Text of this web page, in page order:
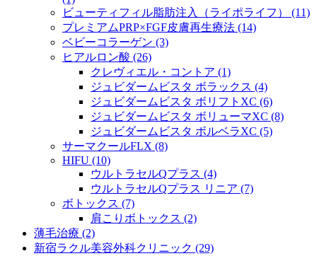
ビューティフィル脂肪注入（ライポライフ） (11)
プレミアムPRP×FGF皮膚再生療法 (14)
ベビーコラーゲン (3)
ヒアルロン酸 (26)
クレヴィエル・コントア (1)
ジュビダームビスタ ボラックス (4)
ジュビダームビスタ ボリフトXC (6)
ジュビダームビスタ ボリューマXC (8)
ジュビダームビスタ ボルベラXC (5)
サーマクールFLX (8)
HIFU (10)
ウルトラセルQプラス (4)
ウルトラセルQプラス リニア (7)
ボトックス (7)
肩こりボトックス (2)
薄毛治療 (2)
新宿ラクル美容外科クリニック (29)